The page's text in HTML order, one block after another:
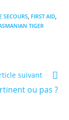
SECOURS, FIRST AID,
TIGER
suivant
ou pas ?